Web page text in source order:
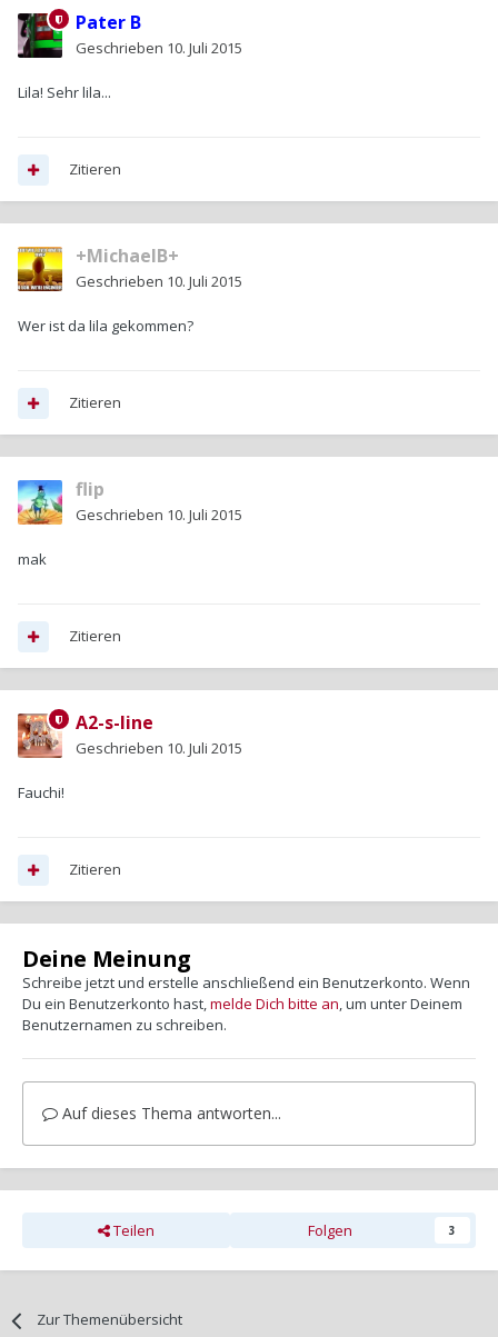
Pater B
Geschrieben 10. Juli 2015
Lila! Sehr lila...
Zitieren
+MichaelB+
Geschrieben 10. Juli 2015
Wer ist da lila gekommen?
Zitieren
flip
Geschrieben 10. Juli 2015
mak
Zitieren
A2-s-line
Geschrieben 10. Juli 2015
Fauchi!
Zitieren
Deine Meinung
Schreibe jetzt und erstelle anschließend ein Benutzerkonto. Wenn
Du ein Benutzerkonto hast,melde Dich bitte an, um unter Deinem
Benutzernamen zu schreiben.
Auf dieses Thema antworten...
Teilen Folgen 3
Zur Themenübersicht